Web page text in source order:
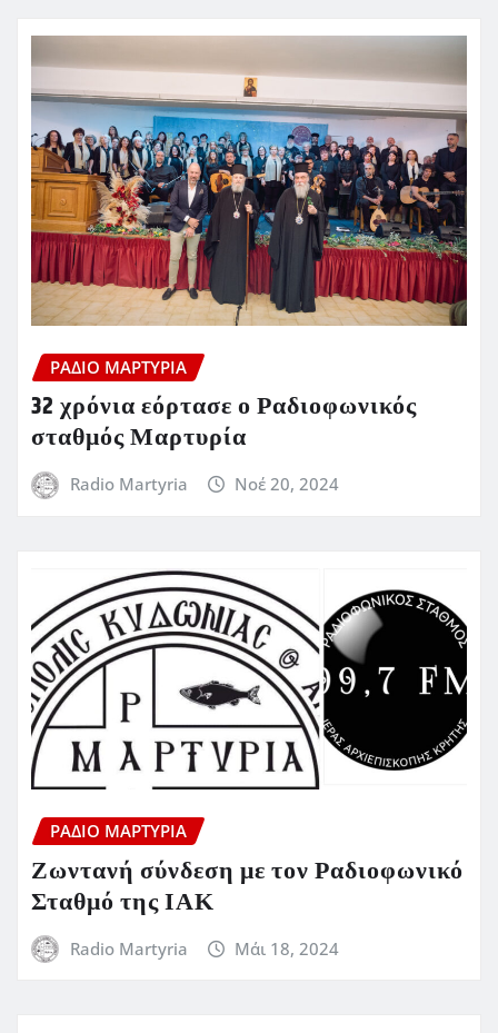
ΡΆΔΙΟ ΜΑΡΤΥΡΊΑ
32 χρόνια εόρτασε ο Ραδιοφωνικός
σταθμός Μαρτυρία
Radio Martyria Νοέ 20, 2024
ΡΆΔΙΟ ΜΑΡΤΥΡΊΑ
Ζωντανή σύνδεση με τον Ραδιοφωνικό
Σταθμό της ΙΑΚ
Radio Martyria Μάι 18, 2024